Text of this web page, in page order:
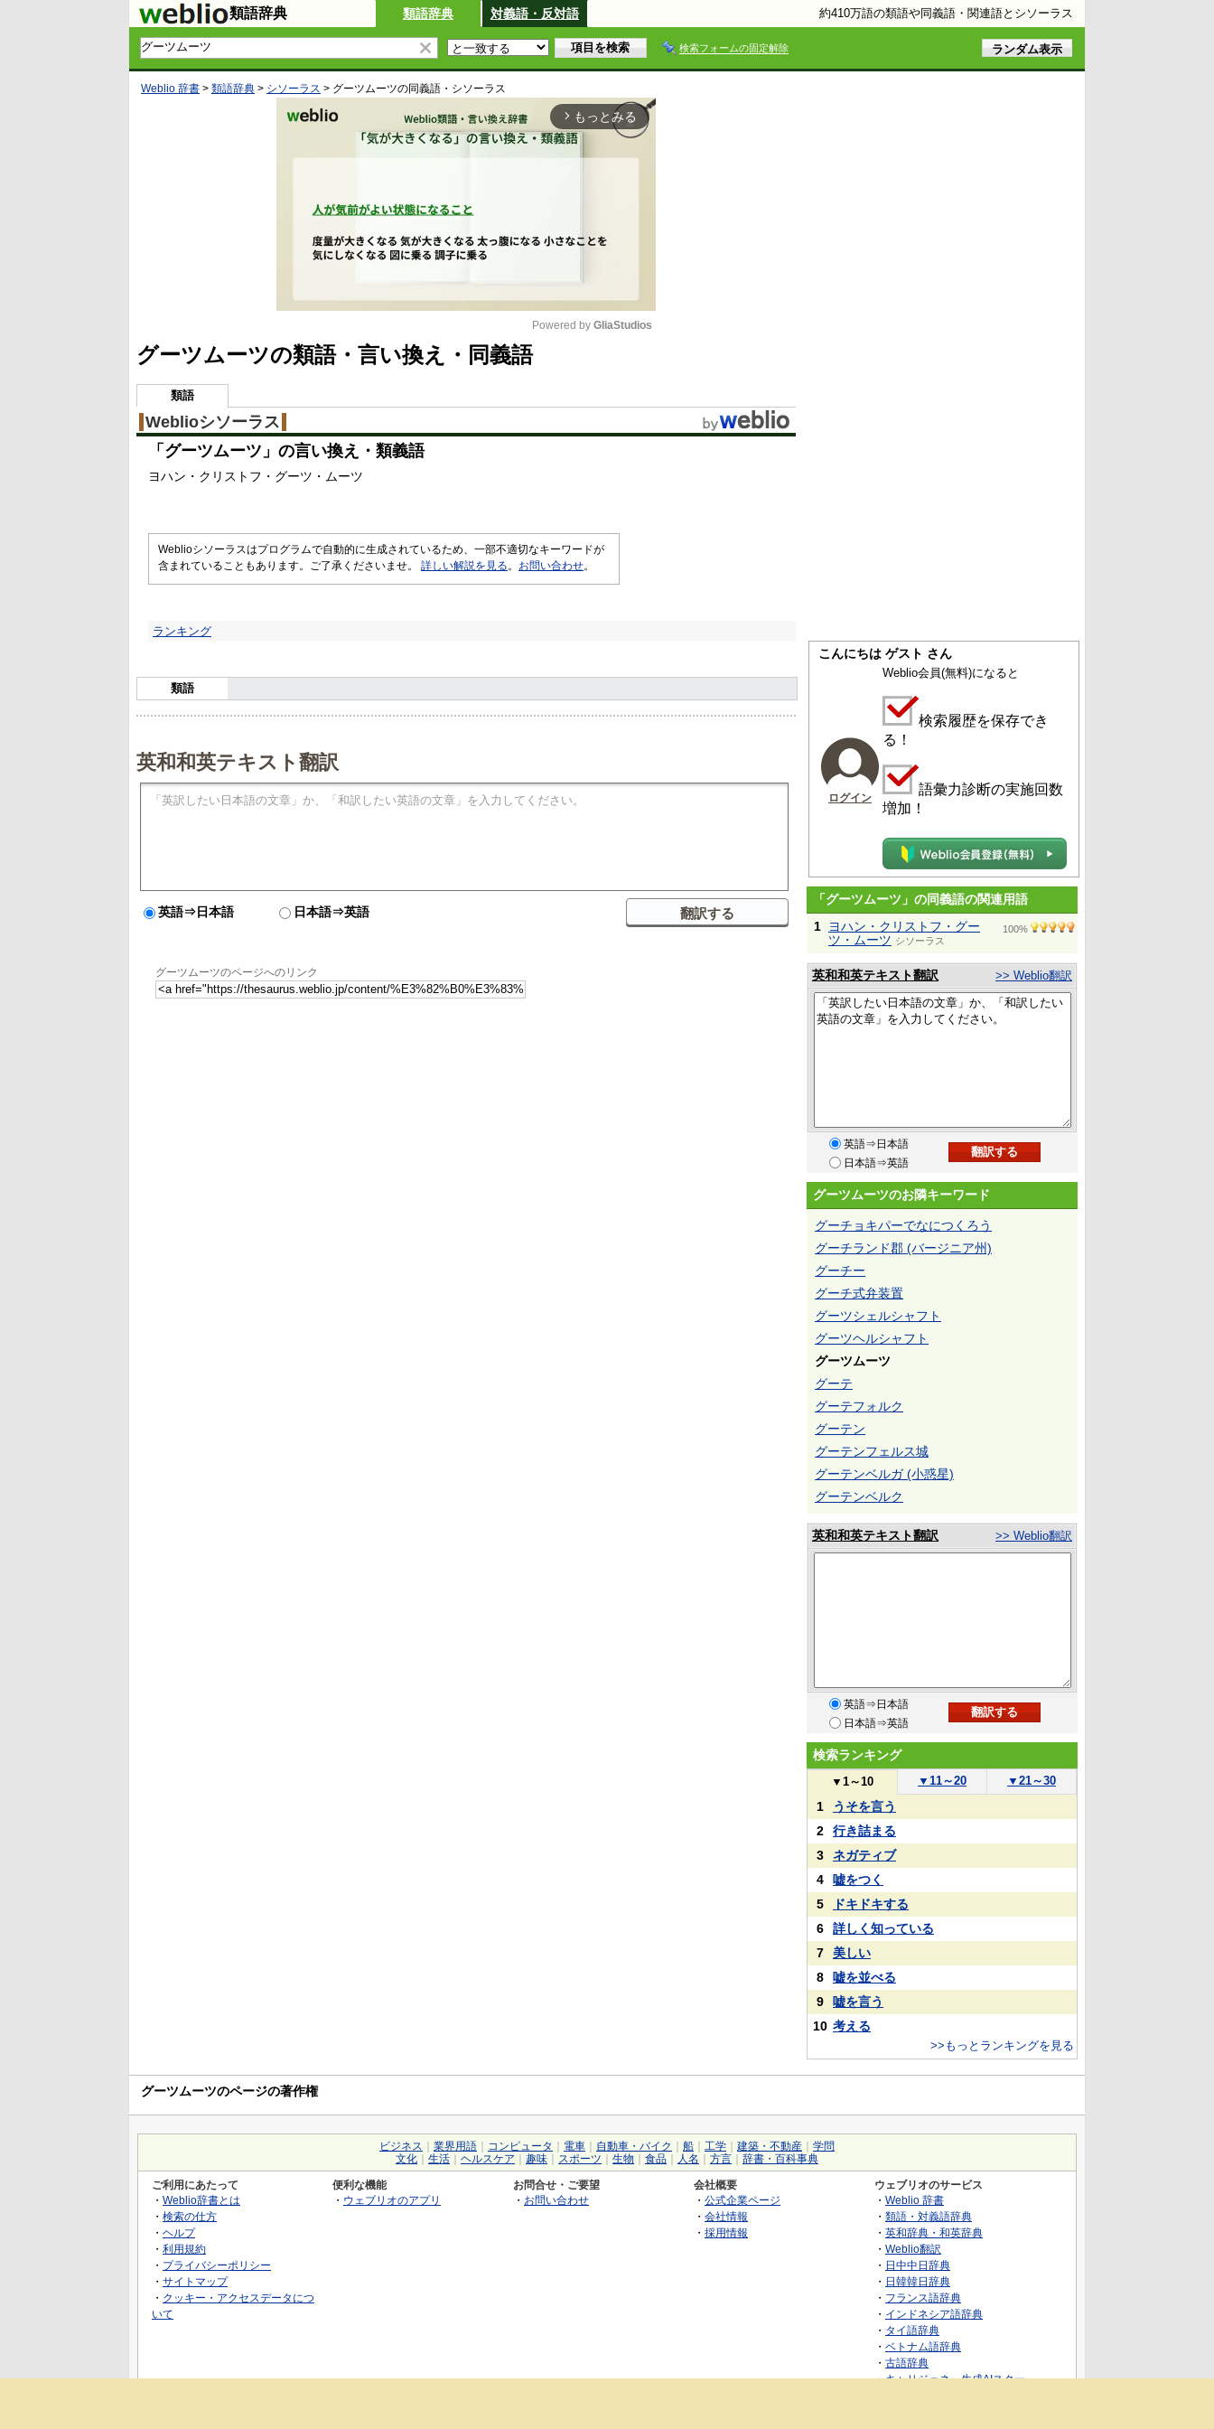
類語辞典 類語辞典 対義語・反対語 約410万語の類語や同義語・関連語とシソーラス
検索フォームの固定解除
Weblio 辞書 > 類語辞典 > シソーラス > グーツムーツの同義語・シソーラス
arrow_forward_ios もっとみる
Powered by GliaStudios
グーツムーツの類語・言い換え・同義語
類語
Weblioシソーラス
「 グーツムーツ 」の言い換え・類義語
ヨハン・クリストフ・グーツ・ムーツ
Weblioシソーラスはプログラムで自動的に生成されているため、一部不適切なキーワードが
含まれていることもあります。ご了承くださいませ。 詳しい解説を見る 。 お問い合わせ。
ランキング
類語
英和和英テキスト翻訳
英語⇒日本語 日本語⇒英語
グーツムーツのページへのリンク
こんにちは ゲスト さん
ログイン
Weblio会員(無料)になると
検索履歴を保存でき
る！
語彙力診断の実施回数
増加！
「グーツムーツ」の同義語の関連用語
1
ヨハン・クリストフ・グー
ツ・ムーツ シソーラス
100%
英和和英テキスト翻訳 >> Weblio翻訳
英語⇒日本語
日本語⇒英語
グーツムーツのお隣キーワード
グーチョキパーでなにつくろう
グーチランド郡 (バージニア州)
グーチー
グーチ式弁装置
グーツシェルシャフト
グーツヘルシャフト
グーツムーツ
グーテ
グーテフォルク
グーテン
グーテンフェルス城
グーテンベルガ (小惑星)
グーテンベルク
英和和英テキスト翻訳 >> Weblio翻訳
英語⇒日本語
日本語⇒英語
検索ランキング
▼ 1～10 ▼ 11～20 ▼ 21～30
1
うそを言う
2
行き詰まる
3
ネガティブ
4
嘘をつく
5
ドキドキする
6
詳しく知っている
7
美しい
8
嘘を並べる
9
嘘を言う
10 考える
>>もっとランキングを見る
グーツムーツのページの著作権
ビジネス 業界用語 コンピュータ 電車 自動車・バイク 船 工学 建築・不動産
学問
文化
生活 ヘルスケア 趣味 スポーツ 生物 食品 人名 方言 辞書・百科事典
ご利用にあたって
・ Weblio辞書とは
・ 検索の仕方
・ ヘルプ
・ 利用規約
・ プライバシーポリシー
・ サイトマップ
・ クッキー・アクセスデータにつ
いて
便利な機能
・ ウェブリオのアプリ
お問合せ・ご要望
・ お問い合わせ
会社概要
・ 公式企業ページ
・ 会社情報
・ 採用情報
ウェブリオのサービス
・ Weblio 辞書
・ 類語・対義語辞典
・ 英和辞典・和英辞典
・ Weblio翻訳
・ 日中中日辞典
・ 日韓韓日辞典
・ フランス語辞典
・ インドネシア語辞典
・ タイ語辞典
・ ベトナム語辞典
・ 古語辞典
・キャリジェネ～生成AIスクー